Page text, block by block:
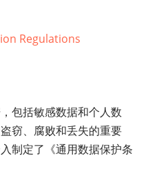
Regulations
包括敏感数据和个人数
窃、腐败和丢失的重要
制定了《通用数据保护条